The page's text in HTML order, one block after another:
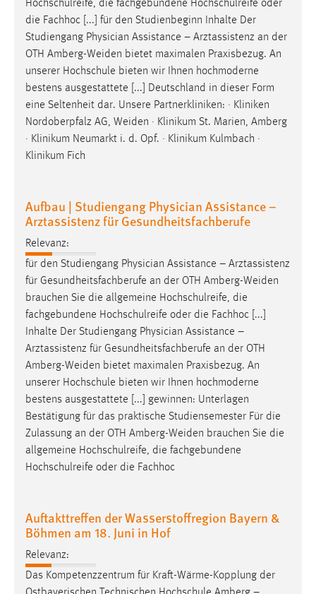
Hochschulreife, die fachgebundene Hochschulreife oder
die Fachhoc [...] für den Studienbeginn Inhalte Der
Studiengang Physician Assistance – Arztassistenz an der
OTH Amberg-Weiden bietet maximalen Praxisbezug. An
unserer Hochschule bieten wir Ihnen hochmoderne
bestens ausgestattete [...] Deutschland in dieser Form
eine Seltenheit dar. Unsere Partnerkliniken: · Kliniken
Nordoberpfalz AG, Weiden · Klinikum St. Marien, Amberg
· Klinikum Neumarkt i. d. Opf. · Klinikum Kulmbach ·
Klinikum Fich
Aufbau | Studiengang Physician Assistance –
Arztassistenz für Gesundheitsfachberufe
Relevanz:
für den Studiengang Physician Assistance – Arztassistenz
für Gesundheitsfachberufe an der OTH Amberg-Weiden
brauchen Sie die allgemeine Hochschulreife, die
fachgebundene Hochschulreife oder die Fachhoc [...]
Inhalte Der Studiengang Physician Assistance –
Arztassistenz für Gesundheitsfachberufe an der OTH
Amberg-Weiden bietet maximalen Praxisbezug. An
unserer Hochschule bieten wir Ihnen hochmoderne
bestens ausgestattete [...] gewinnen: Unterlagen
Bestätigung für das praktische Studiensemester Für die
Zulassung an der OTH Amberg-Weiden brauchen Sie die
allgemeine Hochschulreife, die fachgebundene
Hochschulreife oder die Fachhoc
Auftakttreffen der Wasserstoffregion Bayern &
Böhmen am 18. Juni in Hof
Relevanz:
Das Kompetenzzentrum für Kraft-Wärme-Kopplung der